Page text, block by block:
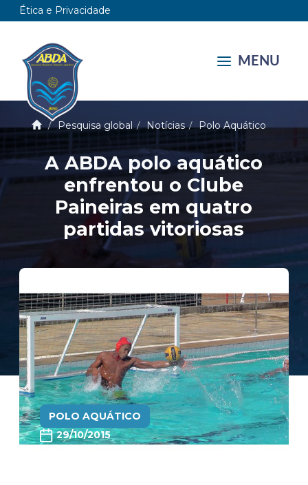
Ética e Privacidade
MENU
Pesquisa global Notícias Polo Aquático
A ABDA polo aquático
enfrentou o Clube
Paineiras em quatro
partidas vitoriosas
POLO AQUÁTICO
29/10/2015